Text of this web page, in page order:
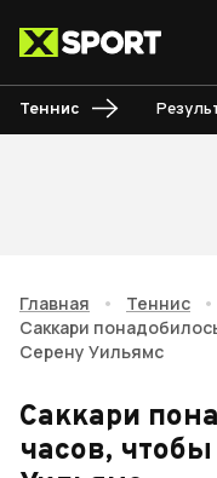
Теннис
Главная • Теннис
•
Саккари
Серену Уильямс
Саккари
часов,